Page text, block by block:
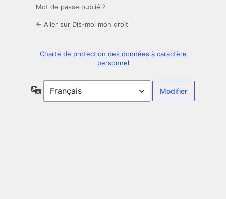
Mot de passe oublié ?
← Aller sur Dis-moi mon droit
Charte de protection des données à caractère
personnel
Langue